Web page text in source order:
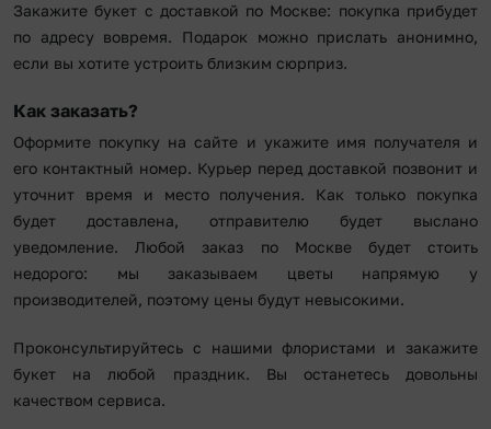
Закажите букет с доставкой по Москве: покупка прибудет
по адресу вовремя. Подарок можно прислать анонимно,
если вы хотите устроить близким сюрприз.
Как заказать?
Оформите покупку на сайте и укажите имя получателя и
его контактный номер. Курьер перед доставкой позвонит и
уточнит время и место получения. Как только покупка
будет доставлена, отправителю будет выслано
уведомление. Любой заказ по Москве будет стоить
недорого: мы заказываем цветы напрямую у
производителей, поэтому цены будут невысокими.
Проконсультируйтесь с нашими флористами и закажите
букет на любой праздник. Вы останетесь довольны
качеством сервиса.